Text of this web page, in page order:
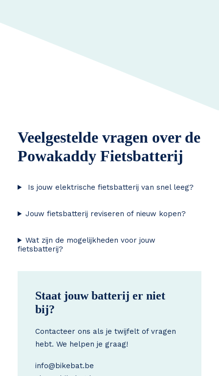
Veelgestelde vragen over de
Powakaddy Fietsbatterij
Is jouw elektrische fietsbatterij van snel leeg?
Jouw fietsbatterij reviseren of nieuw kopen?
Wat zijn de mogelijkheden voor jouw
fietsbatterij?
Staat jouw batterij er niet
bij?
Contacteer ons als je twijfelt of vragen
hebt. We helpen je graag!
info@bikebat.be